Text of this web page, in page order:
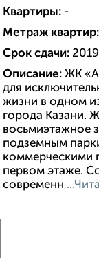
Квартиры: -
Метраж квартир:
Срок сдачи: 2019
Описание: ЖК
для
жизни в одном
города Казани.
восьмиэтажное
подземным
коммерческими
первом этаже.
современн